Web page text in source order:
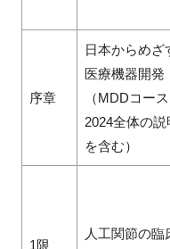
序章
日本からめざ
医療機器開発
（MDDコース
2024全体の説
を含む）
1限
人工関節の臨